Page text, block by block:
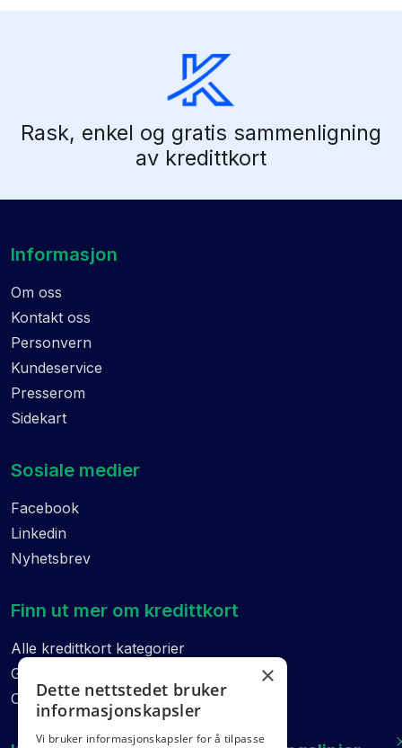
Rask, enkel og gratis sammenligning
av kredittkort
Informasjon
Om oss
Kontakt oss
Personvern
Kundeservice
Presserom
Sidekart
Sosiale medier
Facebook
Linkedin
Nyhetsbrev
Finn ut mer om kredittkort
Alle kredittkort kategorier
Guider
Ordliste
×
Dette nettstedet bruker
informasjonskapsler
Vi bruker informasjonskapsler for å tilpasse